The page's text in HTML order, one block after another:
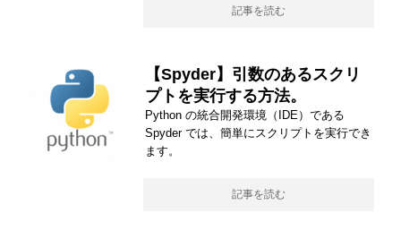
記事を読む
【Spyder】引数のあるスクリ
プトを実行する方法。
Python の統合開発環境（IDE）である
Spyder では、簡単にスクリプトを実行でき
ます。
記事を読む